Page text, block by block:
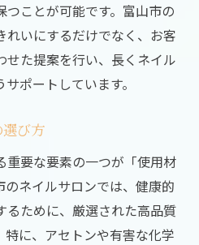
ことが可能です。富山市の
れいにするだけでなく、お客
た提案を行い、長くネイル
ポートしています。
び方
重要な要素の一つが「使用材
ネイルサロンでは、健康的
るために、厳選された高品質
に、アセトンや有害な化学